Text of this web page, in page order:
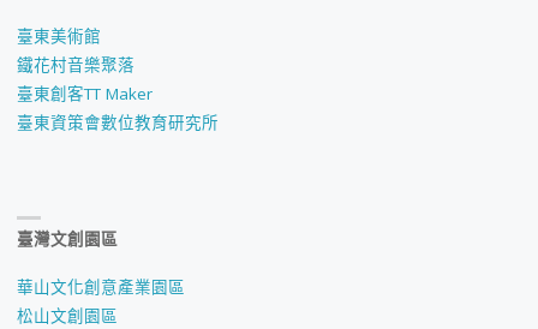
臺東美術館
鐵花村音樂聚落
臺東創客TT Maker
臺東資策會數位教育研究所
臺灣文創園區
華山文化創意產業園區
松山文創園區